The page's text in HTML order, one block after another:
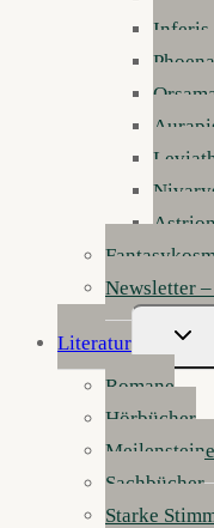
Inferis
Newsletter
Literatur
Romane
Hörbücher
Meilensteine
Sachbücher
Starke